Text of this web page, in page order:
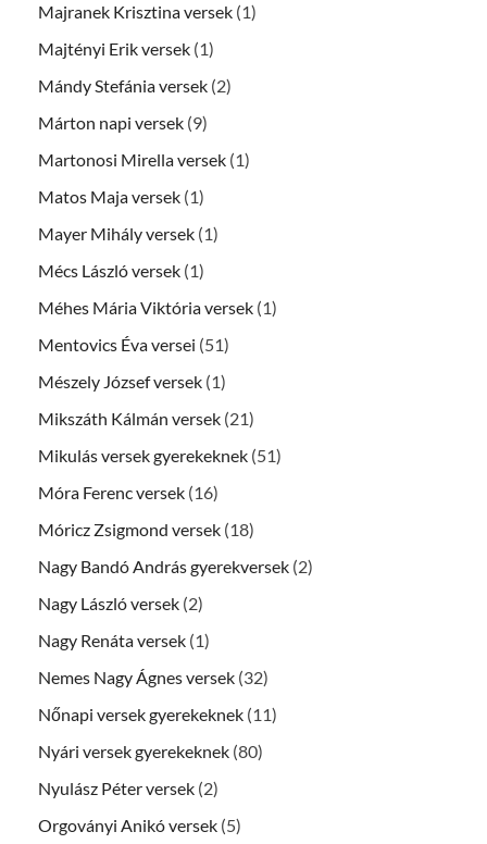
Majranek Krisztina versek (1)
Majtényi Erik versek (1)
Mándy Stefánia versek (2)
Márton napi versek (9)
Martonosi Mirella versek (1)
Matos Maja versek (1)
Mayer Mihály versek (1)
Mécs László versek (1)
Méhes Mária Viktória versek (1)
Mentovics Éva versei (51)
Mészely József versek (1)
Mikszáth Kálmán versek (21)
Mikulás versek gyerekeknek (51)
Móra Ferenc versek (16)
Móricz Zsigmond versek (18)
Nagy Bandó András gyerekversek (2)
Nagy László versek (2)
Nagy Renáta versek (1)
Nemes Nagy Ágnes versek (32)
Nőnapi versek gyerekeknek (11)
Nyári versek gyerekeknek (80)
Nyulász Péter versek (2)
Orgoványi Anikó versek (5)